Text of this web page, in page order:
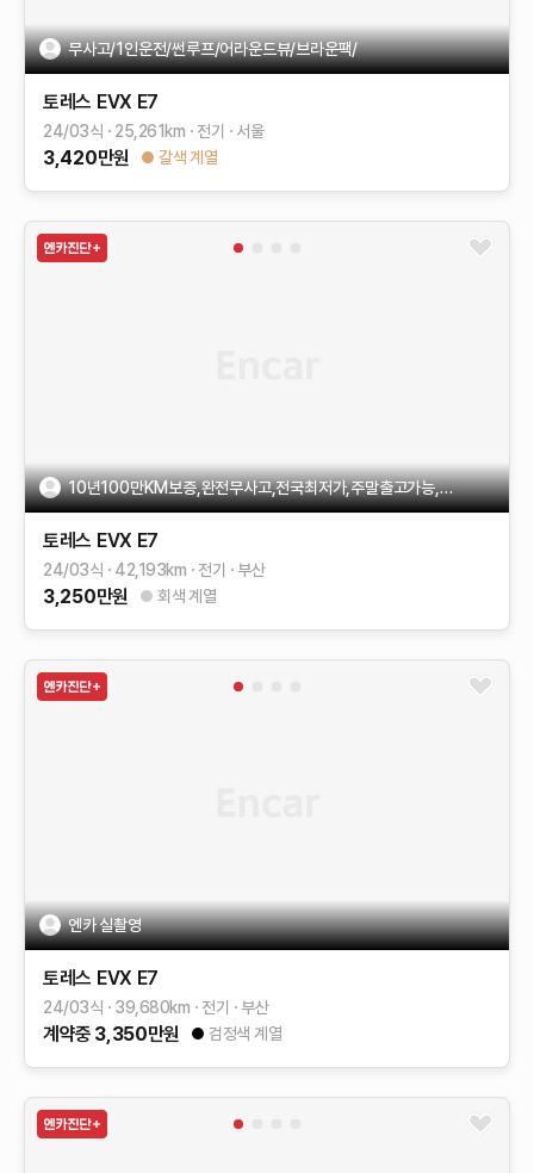
무사고/1인운전/썬루프/어라운드뷰/브라운팩/
토레스 EVX E7
24/03식 25,261 km 전기 서울
3,420만원 갈색 계열
10년100만KM보증,완전무사고,전국최저가,주말출고가능,시승강추
토레스 EVX E7
24/03식 42,193km 전기 부산
3,250만원 회색 계열
엔카 실촬영
토레스 EVX E7
24/03식 39,680km 전기 부산
계약중 3,350만원 검정색 계열